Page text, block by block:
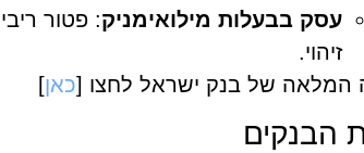
עסק בבעלות מילואימניק
זיהוי.
המלאה של בנק ישראל לחצו [כאן]
הבנקים